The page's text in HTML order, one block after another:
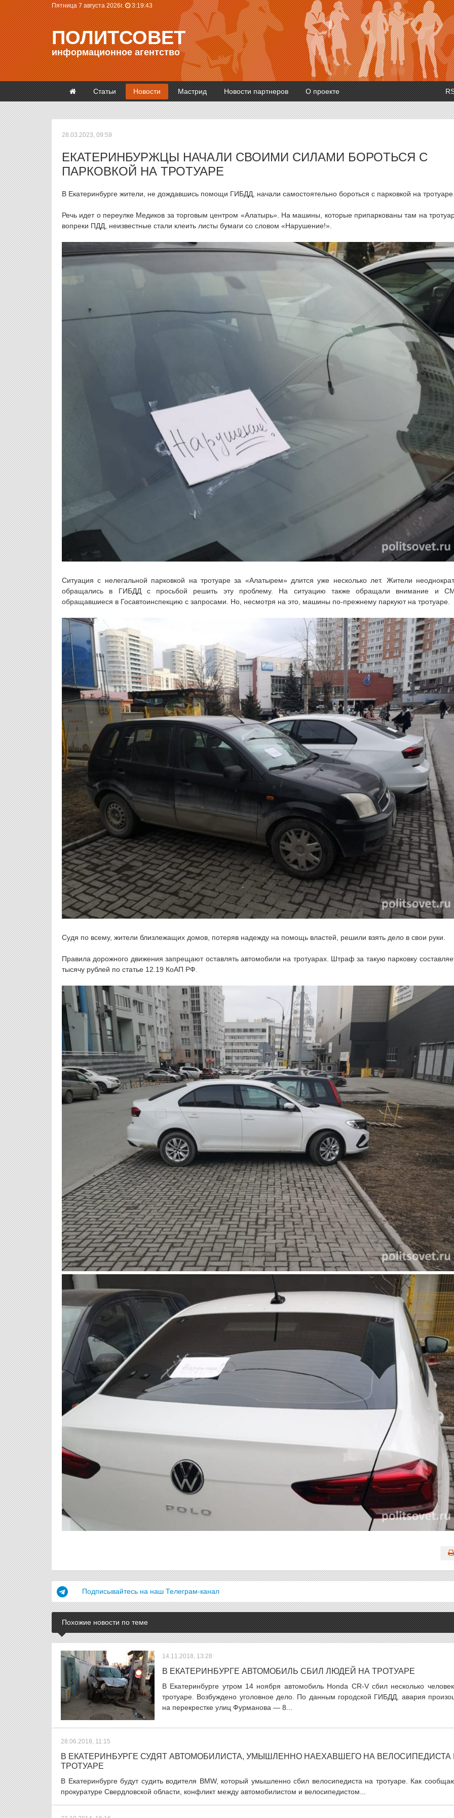
Пятница 7 августа 2026г. 3:19:44
ПОЛИТСОВЕТ
информационное агентство
Статьи Новости Мастрид Новости партнеров О проекте
28.03.2023, 09:59
ЕКАТЕРИНБУРЖЦЫ НАЧАЛИ СВОИМИ СИЛАМИ БОРОТЬСЯ С
ПАРКОВКОЙ НА ТРОТУАРЕ
В Екатеринбурге жители, не дождавшись помощи ГИБДД, начали самостоятельно бороться с парковкой на
Речь идет о переулке Медиков за торговым центром «Алатырь». На машины, которые припаркованы там на
вопреки ПДД, неизвестные стали клеить листы бумаги со словом «Нарушение!».
Ситуация с нелегальной парковкой на тротуаре за «Алатырем» длится уже несколько лет. Жители
обращались в ГИБДД с просьбой решить эту проблему. На ситуацию также обращали внимание и
обращавшиеся в Госавтоинспекцию с запросами. Но, несмотря на это, машины по-прежнему паркуют на тротуаре.
Судя по всему, жители близлежащих домов, потеряв надежду на помощь властей, решили взять дело в свои руки.
Правила дорожного движения запрещают оставлять автомобили на тротуарах. Штраф за такую парковку
тысячу рублей по статье 12.19 КоАП РФ.
Подписывайтесь на наш Телеграм-канал
Похожие новости по теме
14.11.2018, 13:28
В ЕКАТЕРИНБУРГЕ АВТОМОБИЛЬ СБИЛ ЛЮДЕЙ НА ТРОТУАРЕ
В Екатеринбурге утром 14 ноября автомобиль Honda CR-V сбил несколько
тротуаре. Возбуждено уголовное дело. По данным городской ГИБДД, авария
на перекрестке улиц Фурманова — 8...
28.06.2018, 11:15
В ЕКАТЕРИНБУРГЕ СУДЯТ АВТОМОБИЛИСТА, УМЫШЛЕННО НАЕХАВШЕГО НА ВЕЛОСИПЕДИСТА
ТРОТУАРЕ
В Екатеринбурге будут судить водителя BMW, который умышленно сбил велосипедиста на тротуаре. Как
прокуратуре Свердловской области, конфликт между автомобилистом и велосипедистом...